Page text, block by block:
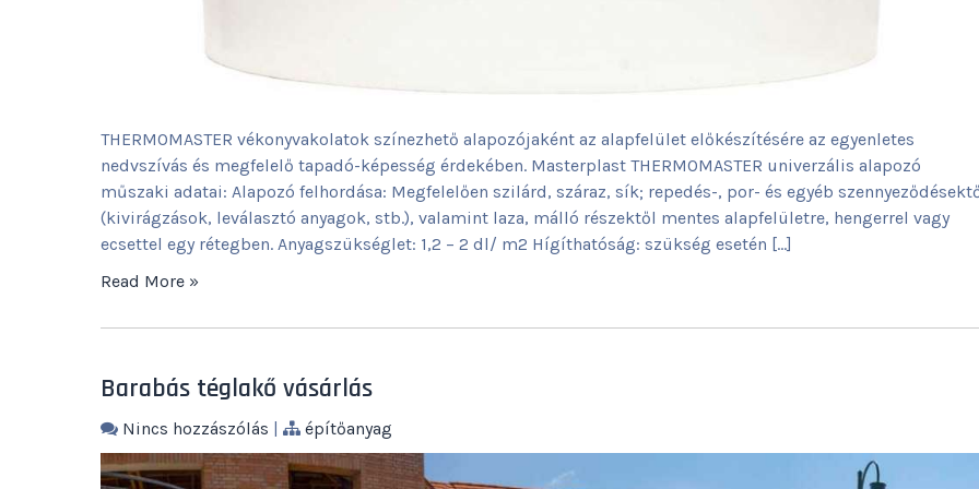
THERMOMASTER vékonyvakolatok színezhető alapozójaként az alapfelület előkészítésére az egyenletes
nedvszívás és megfelelő tapadó-képesség érdekében. Masterplast THERMOMASTER univerzális alapozó
műszaki adatai: Alapozó felhordása: Megfelelően szilárd, száraz, sík; repedés-, por- és egyéb
(kivirágzások, leválasztó anyagok, stb.), valamint laza, málló részektől mentes alapfelületre, hengerrel vagy
ecsettel egy rétegben. Anyagszükséglet: 1,2 – 2 dl/ m2 Hígíthatóság: szükség esetén […]
Read More »
Barabás téglakő vásárlás
Nincs hozzászólás | építőanyag